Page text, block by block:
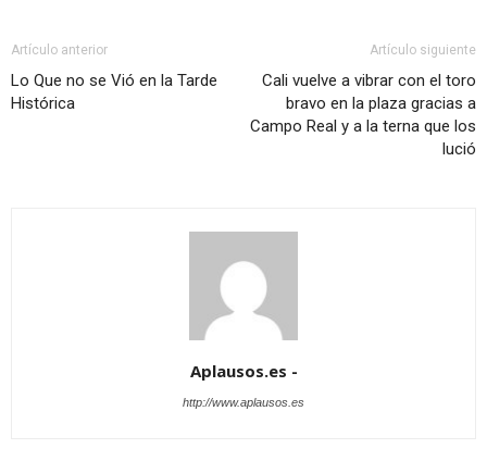
Artículo anterior
Lo Que no se Vió en la Tarde
Histórica
Artículo siguiente
Cali vuelve a vibrar con el toro
bravo en la plaza gracias a
Campo Real y a la terna que los
lució
Aplausos.es -
http://www.aplausos.es